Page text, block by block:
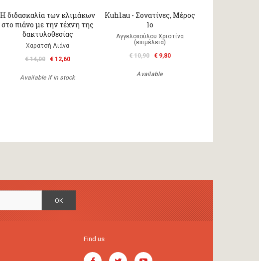
Η διδασκαλία των κλιμάκων
στο πιάνο με την τέχνη της
δακτυλοθεσίας
Χαρατσή Λιάνα
€ 14,00
€ 12,60
Available if in stock
Kuhlau - Σονατίνες, Μέρος
1ο
Αγγελοπούλου Χριστίνα
(επιμέλεια)
€ 10,90
€ 9,80
Available
OK
Find us